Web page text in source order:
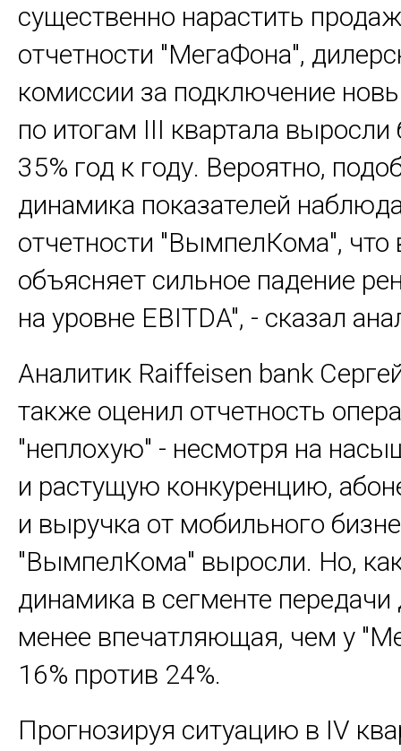
существенно нарастить
отчетности "МегаФона",
комиссии за подключение
по итогам III квартала
35% год к году. Вероятно,
динамика показателей
отчетности "ВымпелКома", что
объясняет сильное падение
на уровне EBITDA", - сказал
Аналитик Raiffeisen bank
также оценил отчетность
"неплохую" - несмотря на
и растущую конкуренцию,
и выручка от мобильного
"ВымпелКома" выросли. Но,
динамика в сегменте
менее впечатляющая, чем у
16% против 24%.
Прогнозируя ситуацию в IV